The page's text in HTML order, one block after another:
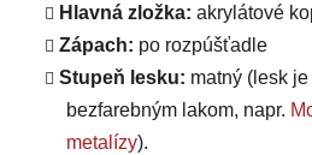
Hlavná zložka: akrylátové
Zápach: po rozpúšťadle
Stupeň lesku: matný (lesk
bezfarebným lakom, napr.
metalízy).